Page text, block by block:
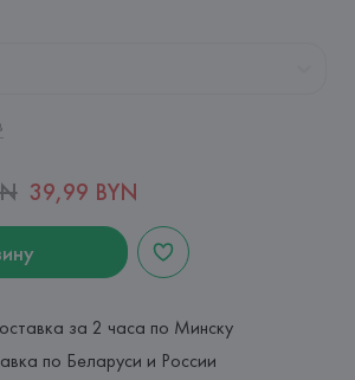
39,99 BYN
за 2 часа по Минску
по Беларуси и России